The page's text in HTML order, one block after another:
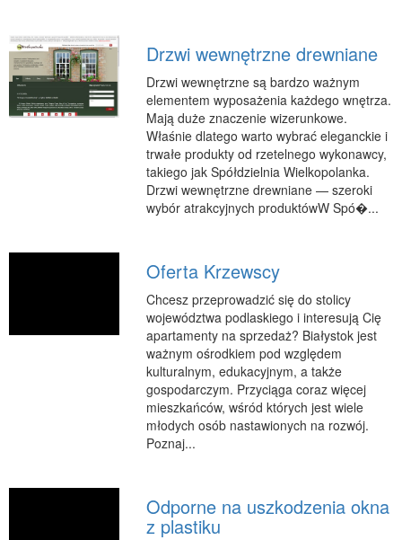
Podróże
Wypoczynek
PIĘKNO
Dietetyka, Odchudzanie
Salony Kosmetyczne
Oprogramowanie
KONTAKT
Drzwi wewnętrzne drewniane
Drzwi wewnętrzne są bardzo ważnym
elementem wyposażenia każdego wnętrza.
Mają duże znaczenie wizerunkowe.
Właśnie dlatego warto wybrać eleganckie i
trwałe produkty od rzetelnego wykonawcy,
takiego jak Spółdzielnia Wielkopolanka.
Drzwi wewnętrzne drewniane — szeroki
wybór atrakcyjnych produktówW Spó�...
Oferta Krzewscy
Chcesz przeprowadzić się do stolicy
województwa podlaskiego i interesują Cię
apartamenty na sprzedaż? Białystok jest
ważnym ośrodkiem pod względem
kulturalnym, edukacyjnym, a także
gospodarczym. Przyciąga coraz więcej
mieszkańców, wśród których jest wiele
młodych osób nastawionych na rozwój.
Poznaj...
Odporne na uszkodzenia okna
z plastiku